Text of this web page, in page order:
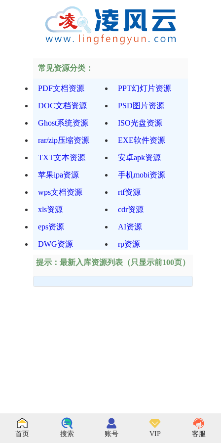
常见资源分类：
PDF文档资源 PPT幻灯片资源
DOC文档资源 PSD图片资源
Ghost系统资源 ISO光盘资源
rar/zip压缩资源 EXE软件资源
TXT文本资源 安卓apk资源
苹果ipa资源 手机mobi资源
wps文档资源 rtf资源
xls资源 cdr资源
eps资源 AI资源
DWG资源 rp资源
提示：最新入库资源列表（只显示前100页）
首页 搜索 账号 VIP 客服